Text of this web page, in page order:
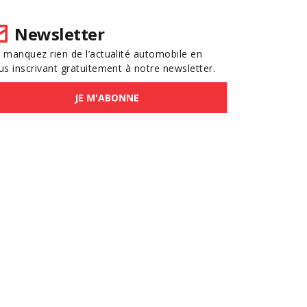
Newsletter
manquez rien de l’actualité automobile en
inscrivant gratuitement à notre newsletter.
JE M'ABONNE